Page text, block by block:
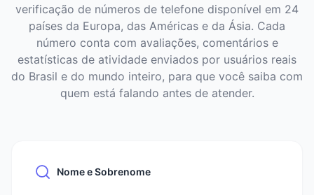
verificação de números de telefone disponível em 24
países da Europa, das Américas e da Ásia. Cada
número conta com avaliações, comentários e
estatísticas de atividade enviados por usuários reais
do Brasil e do mundo inteiro, para que você saiba com
quem está falando antes de atender.
Nome e Sobrenome